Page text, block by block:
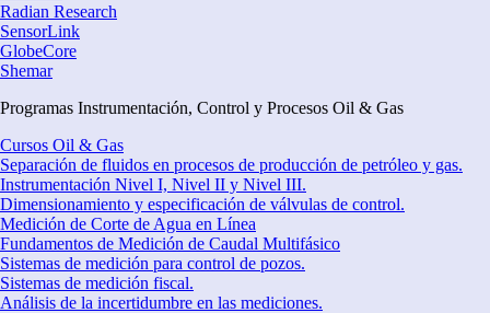
Radian Research
SensorLink
GlobeCore
Shemar
Programas Instrumentación, Control y Procesos Oil & Gas
Cursos Oil & Gas
Separación de fluidos en procesos de producción de petróleo y gas.
Instrumentación Nivel I, Nivel II y Nivel III.
Dimensionamiento y especificación de válvulas de control.
Medición de Corte de Agua en Línea
Fundamentos de Medición de Caudal Multifásico
Sistemas de medición para control de pozos.
Sistemas de medición fiscal.
Análisis de la incertidumbre en las mediciones.